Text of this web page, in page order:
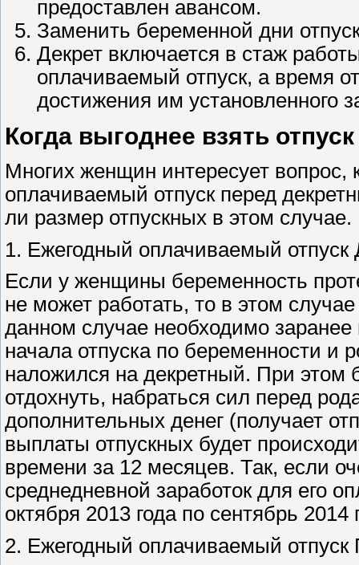
предоставлен авансом.
Заменить беременной дни
Декрет включается в стаж
оплачиваемый отпуск, а время
достижения им установленного
Когда выгоднее взять
Многих женщин интересует вопрос,
оплачиваемый отпуск перед
ли размер отпускных в этом случае.
1. Ежегодный оплачиваемый
Если у женщины беременность
не может работать, то в этом
данном случае необходимо заранее
начала отпуска по беременности и
наложился на декретный. При
отдохнуть, набраться сил перед
дополнительных денег (получает
выплаты отпускных будет
времени за 12 месяцев. Так, если
среднедневной заработок для его
октября 2013 года по сентябрь 2014
2. Ежегодный оплачиваемый